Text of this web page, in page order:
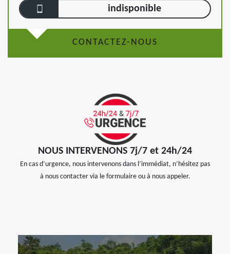
indisponible
CONTACTEZ-NOUS
NOUS INTERVENONS 7j/7 et 24h/24
En cas d’urgence, nous intervenons dans l’immédiat, n’hésitez pas
à nous contacter via le formulaire ou à nous appeler.